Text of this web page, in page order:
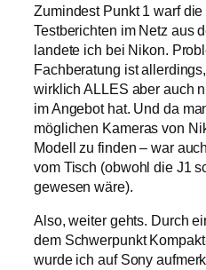
Zumindest Punkt 1 warf
Testberichten im Netz aus
landete ich bei Nikon.
Fachberatung ist
wirklich ALLES aber auch
im Angebot hat. Und da
möglichen Kameras von
Modell zu finden – war
vom Tisch (obwohl die J1
gewesen wäre).
Also, weiter gehts. Durch
dem Schwerpunkt
wurde ich auf Sony